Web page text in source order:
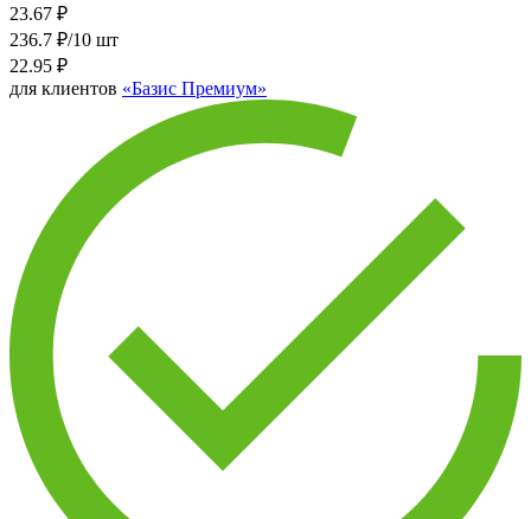
23.67 ₽
236.7 ₽/10 шт
22.95 ₽
для клиентов «Базис Премиум»